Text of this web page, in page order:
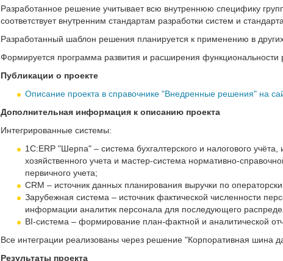
Разработанное решение учитывает всю внутреннюю специфику
соответствует внутренним стандартам разработки систем и
Разработанный шаблон решения планируется к применению в
Формируется программа развития и расширения функциональности
Публикации о проекте
Описание проекта в справочнике "Внедренные решения" на
Дополнительная информация к описанию проекта
Интегрированные системы:
1С:ERP "Шерпа" – система бухгалтерского и налогового
хозяйственного учета и мастер-система нормативно-
первичного учета;
CRM – источник данных планирования выручки по
Зарубежная система – источник фактической численности
информации аналитик персонала для последующего
BI-система – формирование план-фактной и аналитической
Все интеграции реализованы через решение "Корпоративная шина
Результаты проекта